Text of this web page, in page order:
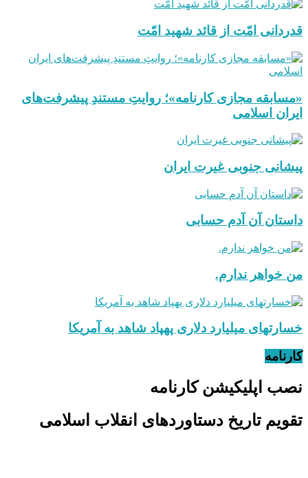
قدردانی امّت از قائد شهید امّت
«مسابقه مجازی کارنامه»؛ روایتِ مستندِ پیشرفت‌های
ایران اسلامی
پیشانی جنوبی غیرت ایران
داستان آن آدم حسابی
من خواهر ندارم.
خسارتهای میلیارد دلاری پهپاد شاهد به آمریکا
کارنامه
نصب اپلیکیشن کارنامه
تقویم تاریخ دستاوردهای انقلاب اسلامی